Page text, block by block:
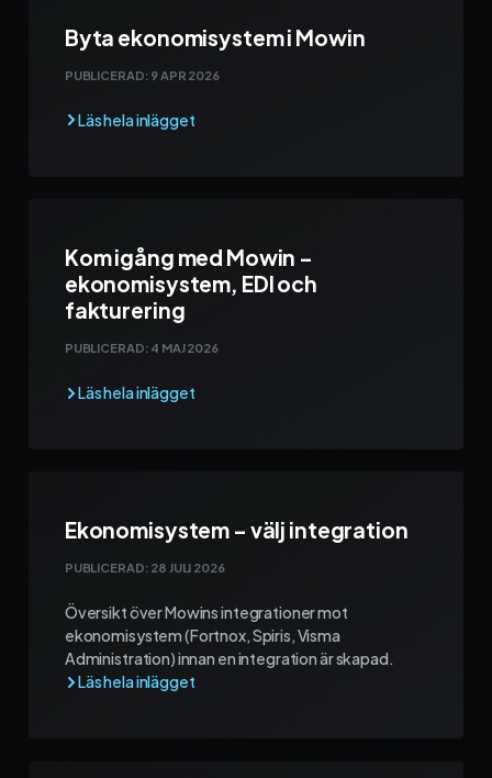
Byta ekonomisystem i Mowin
PUBLICERAD: 9 APR 2026
Kom igång med Mowin –
ekonomisystem, EDI och
fakturering
PUBLICERAD: 4 MAJ 2026
Ekonomisystem – välj integration
PUBLICERAD: 28 JULI 2026
Översikt över Mowins integrationer mot
ekonomisystem (Fortnox, Spiris, Visma
Administration) innan en integration är skapad.